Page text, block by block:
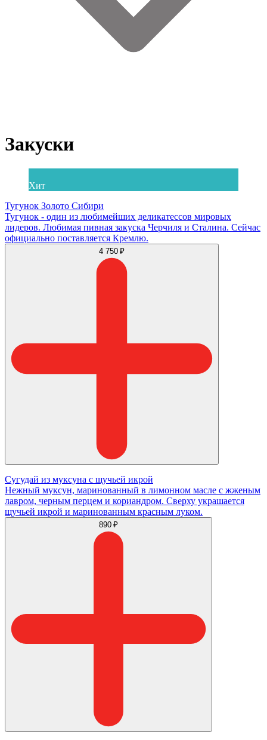
Закуски
Хит
Тугунок Золото Сибири
Тугунок - один из любимейших деликатессов мировых
лидеров. Любимая пивная закуска Черчиля и Сталина. Сейчас
официально поставляется Кремлю.
4 750 ₽
Сугудай из муксуна с щучьей икрой
Нежный муксун, маринованный в лимонном масле с жженым
лавром, черным перцем и кориандром. Сверху украшается
щучьей икрой и маринованным красным луком.
890 ₽